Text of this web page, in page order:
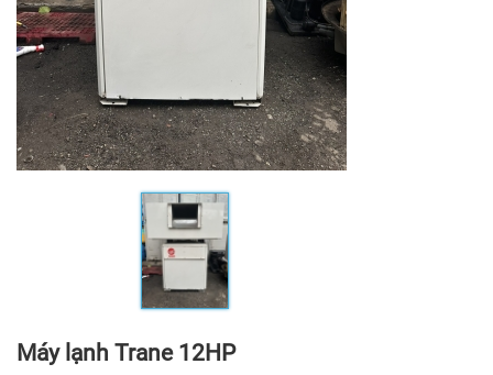
Máy lạnh Trane 12HP